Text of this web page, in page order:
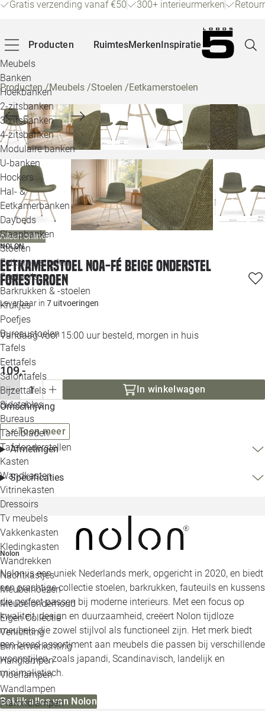
Gratis verzending vanaf €50 300+ interieurmerken
Producten
Meubels
Banken
Hoekbanken
2-zitsbanken
3-zitsbanken
4-zitsbanken
Modulaire banken
U-banken
Hockers
Hal- &
Eetkamerbanken
Daybeds
Slaapbanken
Stoelen
Eetkamerstoelen
Fauteuils
Barkrukken & -stoelen
Krukjes
Poefjes
Bureaustoelen
Tafels
Eettafels
Salontafels
Bijzettafels
Sidetables
Bureaus
Tafelbladen
Tafelonderstellen
Kasten
Wandkasten
Vitrinekasten
Dressoirs
Tv meubels
Vakkenkasten
Kledingkasten
Wandrekken
Nachtkastjes
Meubelhoezen
Meubelonderhoud
Eigen Collectie
Verlichting
Binnenverlichting
Hanglampen
Vloerlampen
Wandlampen
Plafondlampen
RuimtesMerkenInspiratie
Producten/Meubels /Stoelen /Eetkamerstoelen
Alleen online
NOLON
Eetkamerstoel Noa-Fé beige onderstel
forestgroen
Leverbaar in 7 uitvoeringen
Vandaag voor 15:00 uur besteld, morgen in huis
109,-
In winkelwagen
Omschrijving
Toon meer
Afmetingen
Specificaties
Nolon
Nolon is een uniek Nederlands merk, opgericht in 2020, en biedt
een prachtige collectie stoelen, barkrukken, fauteuils en kussens
die perfect passen bij moderne interieurs. Met een focus op
kwaliteit, design en duurzaamheid, creëert Nolon tijdloze
meubels die zowel stijlvol als functioneel zijn. Het merk biedt
een breed assortiment aan meubels die passen bij verschillende
woonstijlen, zoals japandi, Scandinavisch, landelijk en
minimalistisch.
Bekijk alles van Nolon